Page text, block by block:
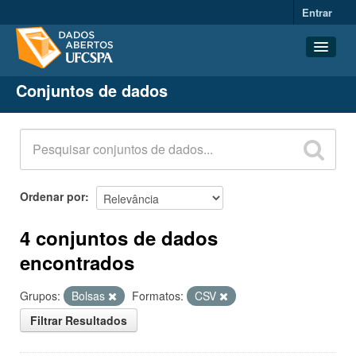
Entrar
Conjuntos de dados
Organizações
Grupos
Sobre
Conjuntos de dados
Ordenar por
4 conjuntos de dados
encontrados
Grupos: Bolsas Formatos:
CSV
Filtrar Resultados